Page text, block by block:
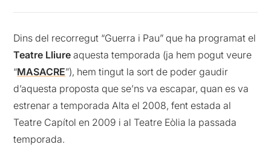
Dins del recorregut “Guerra i Pau” que ha programat el
Teatre Lliure aquesta temporada (ja hem pogut veure
“MASACRE”), hem tingut la sort de poder gaudir
d’aquesta proposta que se’ns va escapar, quan es va
estrenar a temporada Alta el 2008, fent estada al
Teatre Capítol en 2009 i al Teatre Eòlia la passada
temporada.